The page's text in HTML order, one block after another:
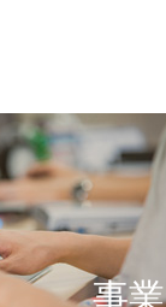
事業